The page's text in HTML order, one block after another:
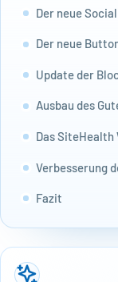
Der neue
Der neue
Update der
Ausbau des
Das SiteHealth
Verbesserung
Fazit